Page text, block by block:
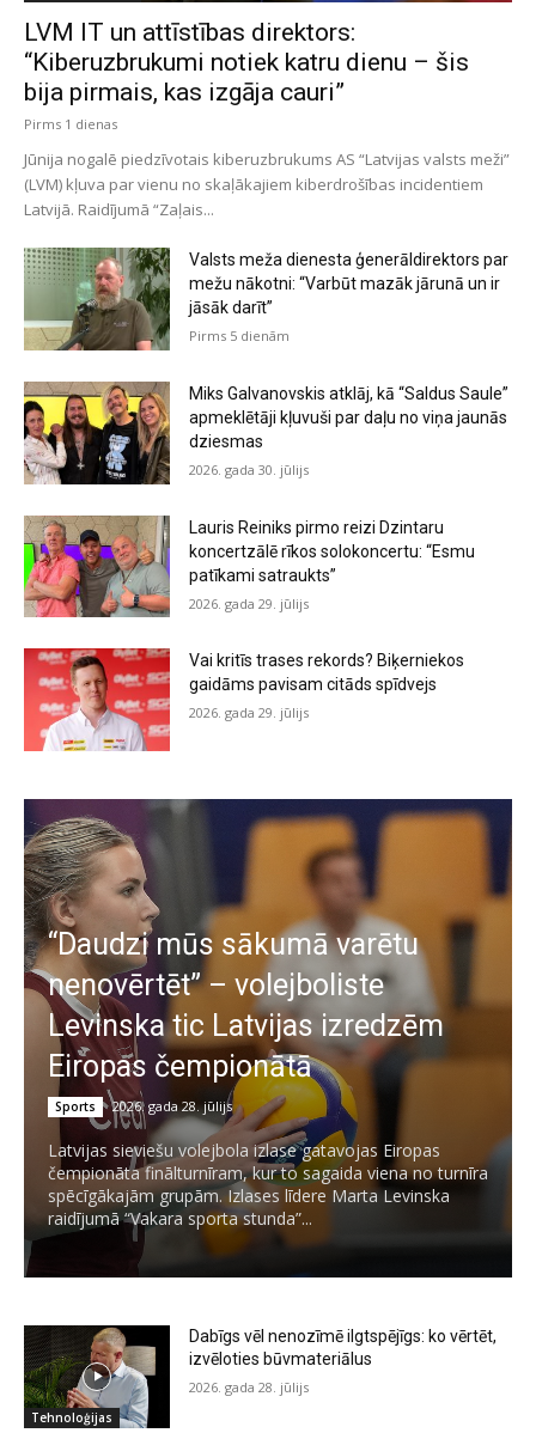
LVM IT un attīstības direktors:
“Kiberuzbrukumi notiek katru dienu – šis
bija pirmais, kas izgāja cauri”
Pirms 1 dienas
Jūnija nogalē piedzīvotais kiberuzbrukums AS “Latvijas valsts meži”
(LVM) kļuva par vienu no skaļākajiem kiberdrošības incidentiem
Latvijā. Raidījumā “Zaļais...
Valsts meža dienesta ģenerāldirektors par
mežu nākotni: “Varbūt mazāk jārunā un ir
jāsāk darīt”
Pirms 5 dienām
Miks Galvanovskis atklāj, kā “Saldus Saule”
apmeklētāji kļuvuši par daļu no viņa jaunās
dziesmas
2026. gada 30. jūlijs
Lauris Reiniks pirmo reizi Dzintaru
koncertzālē rīkos solokoncertu: “Esmu
patīkami satraukts”
2026. gada 29. jūlijs
Vai kritīs trases rekords? Biķerniekos
gaidāms pavisam citāds spīdvejs
2026. gada 29. jūlijs
“Daudzi mūs sākumā varētu
nenovērtēt” – volejboliste
Levinska tic Latvijas izredzēm
Eiropas čempionātā
Sports 2026. gada 28. jūlijs
Latvijas sieviešu volejbola izlase gatavojas Eiropas
čempionāta finālturnīram, kur to sagaida viena no turnīra
spēcīgākajām grupām. Izlases līdere Marta Levinska
raidījumā “Vakara sporta stunda”...
Tehnoloģijas
Dabīgs vēl nenozīmē ilgtspējīgs: ko vērtēt,
izvēloties būvmateriālus
2026. gada 28. jūlijs